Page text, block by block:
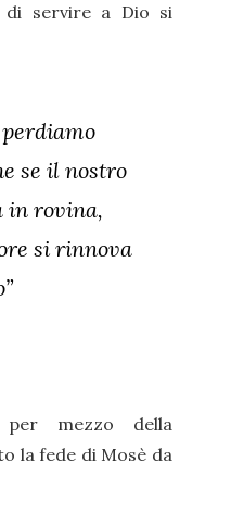
di servire a Dio si
se il nostro
in rovina,
si rinnova
mezzo della
la fede di Mosè da